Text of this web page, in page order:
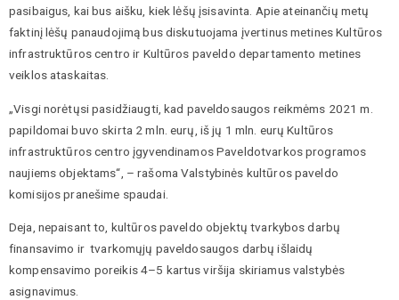
pasibaigus, kai bus aišku, kiek lėšų įsisavinta. Apie ateinančių metų
faktinį lėšų panaudojimą bus diskutuojama įvertinus metines Kultūros
infrastruktūros centro ir Kultūros paveldo departamento metines
veiklos ataskaitas.
„Visgi norėtųsi pasidžiaugti, kad paveldosaugos reikmėms 2021 m.
papildomai buvo skirta 2 mln. eurų, iš jų 1 mln. eurų Kultūros
infrastruktūros centro įgyvendinamos Paveldotvarkos programos
naujiems objektams“, – rašoma Valstybinės kultūros paveldo
komisijos pranešime spaudai.
Deja, nepaisant to, kultūros paveldo objektų tvarkybos darbų
finansavimo ir tvarkomųjų paveldosaugos darbų išlaidų
kompensavimo poreikis 4–5 kartus viršija skiriamus valstybės
asignavimus.